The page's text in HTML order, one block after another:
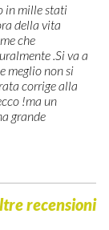
in mille stati
della vita
che
.Si va a
meglio non si
corrige alla
!ma un
grande
recensioni